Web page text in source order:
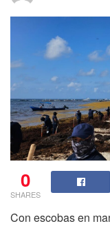
0
SHARES
Con escobas en